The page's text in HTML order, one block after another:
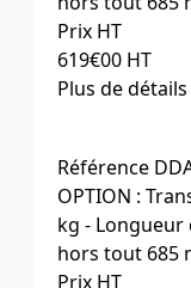
Prix HT
619€00 HT
Plus de détails
Longueur
Largeur hors
Poids (kg) 67
Référence
OPTION :
kg - Longueur
hors tout 685
Prix HT